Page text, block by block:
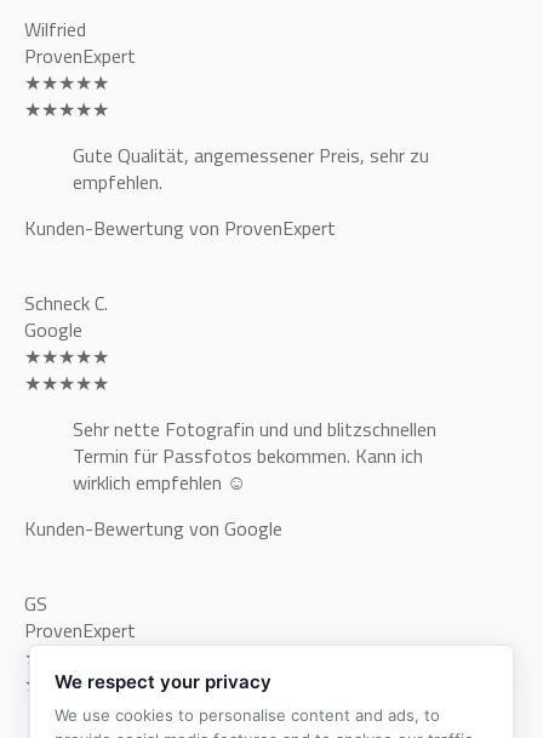
Wilfried
ProvenExpert
★★★★★
★★★★★
Gute Qualität, angemessener Preis, sehr zu
empfehlen.
Kunden-Bewertung von ProvenExpert
Schneck C.
Google
★★★★★
★★★★★
Sehr nette Fotografin und und blitzschnellen
Termin für Passfotos bekommen. Kann ich
wirklich empfehlen ☺️
Kunden-Bewertung von Google
GS
ProvenExpert
★★★★★
★★★★★
Ich finde keinen Grund zu meckern
We respect your privacy
We use cookies to personalise content and ads, to